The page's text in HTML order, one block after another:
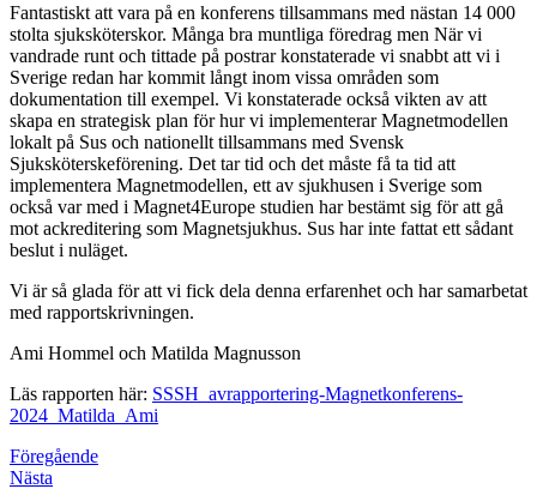
Fantastiskt att vara på en konferens tillsammans med nästan 14 000
stolta sjuksköterskor. Många bra muntliga föredrag men När vi
vandrade runt och tittade på postrar konstaterade vi snabbt att vi i
Sverige redan har kommit långt inom vissa områden som
dokumentation till exempel. Vi konstaterade också vikten av att
skapa en strategisk plan för hur vi implementerar Magnetmodellen
lokalt på Sus och nationellt tillsammans med Svensk
Sjuksköterskeförening. Det tar tid och det måste få ta tid att
implementera Magnetmodellen, ett av sjukhusen i Sverige som
också var med i Magnet4Europe studien har bestämt sig för att gå
mot ackreditering som Magnetsjukhus. Sus har inte fattat ett sådant
beslut i nuläget.
Vi är så glada för att vi fick dela denna erfarenhet och har samarbetat
med rapportskrivningen.
Ami Hommel och Matilda Magnusson
Läs rapporten här: SSSH_avrapportering-Magnetkonferens-
2024_Matilda_Ami
Föregående
Nästa